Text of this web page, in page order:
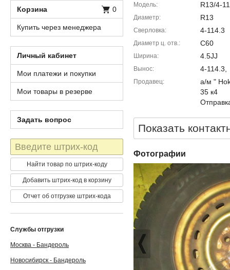
Модель R13/4-
Диаметр R13
Сверловка 4-114.3
Диаметр ц. отв. C60
Ширина 4.5JJ
Вынос 4-114.3,
Продавец
а/м "
35 к4
Показать
Фотографии
Корзина 0
Купить через менеджера
Личный кабинет
Мои платежи и покупки
Мои товары в резерве
Задать вопрос
Штрих-
код
Найти товар по штрих-коду
Добавить штрих-код в корзину
Отчет об отгрузке штрих-кода
Службы отгрузки
Москва - Бандероль
Новосибирск - Бандероль